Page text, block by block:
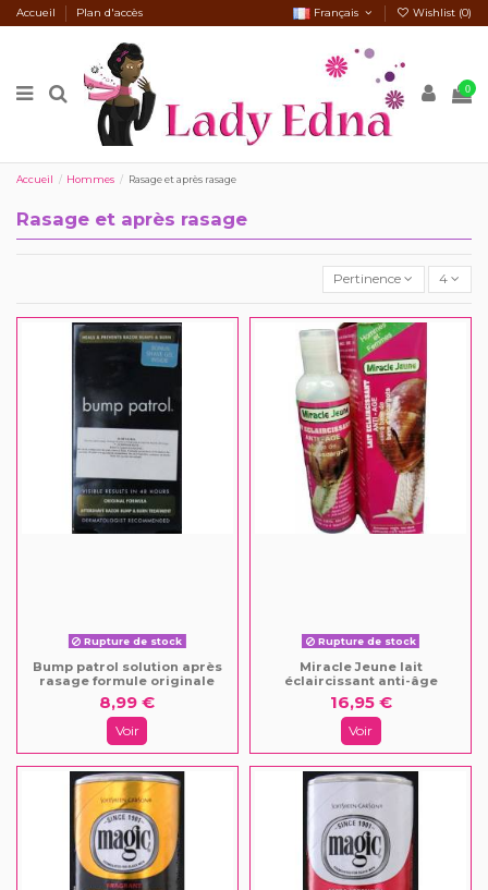
Accueil Plan d'accès Français Wishlist (0)
0
Accueil Hommes Rasage et après rasage
Rasage et après rasage
Pertinence 4
Rupture de stock
Bump patrol solution après
rasage formule originale
8,99 €
Voir
Rupture de stock
Miracle Jeune lait
éclaircissant anti-âge
16,95 €
Voir